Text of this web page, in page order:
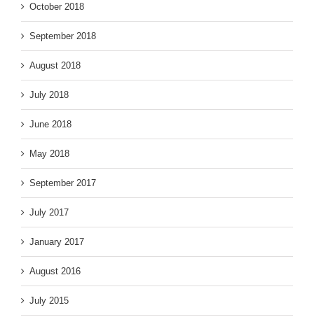
October 2018
September 2018
August 2018
July 2018
June 2018
May 2018
September 2017
July 2017
January 2017
August 2016
July 2015